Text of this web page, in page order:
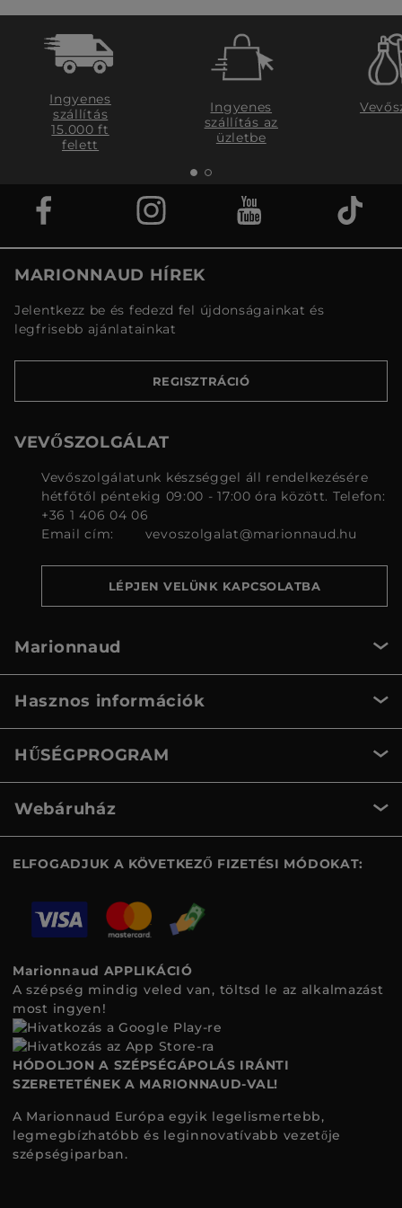
Ingyenes
szállítás
15.000 ft
felett
Ingyenes
szállítás az
üzletbe
MARIONNAUD HÍREK
Jelentkezz be és fedezd fel újdonságainkat és
legfrisebb ajánlatainkat
REGISZTRÁCIÓ
VEVŐSZOLGÁLAT
Vevőszolgálatunk készséggel áll rendelkezésére
hétfőtől péntekig 09:00 - 17:00 óra között. Telefon:
+36 1 406 04 06
Email cím:
vevoszolgalat@marionnaud.hu
LÉPJEN VELÜNK KAPCSOLATBA
Marionnaud
Hasznos információk
HŰSÉGPROGRAM
Webáruház
ELFOGADJUK A KÖVETKEZŐ FIZETÉSI MÓDOKAT:
Marionnaud APPLIKÁCIÓ
A szépség mindig veled van, töltsd le az alkalmazást
most ingyen!
HÓDOLJON A SZÉPSÉGÁPOLÁS IRÁNTI
SZERETETÉNEK A MARIONNAUD-VAL!
A Marionnaud Európa egyik legelismertebb,
legmegbízhatóbb és leginnovatívabb vezetője
szépségiparban.